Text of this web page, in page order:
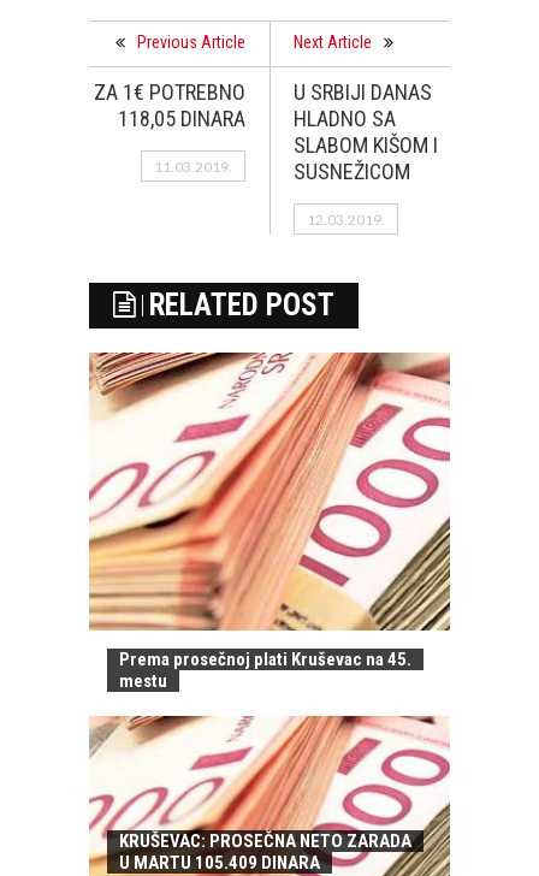
Previous Article
ZA 1€ POTREBNO
118,05 DINARA
11.03.2019.
Next Article
U SRBIJI DANAS
HLADNO SA
SLABOM KIŠOM I
SUSNEŽICOM
12.03.2019.
RELATED POST
Prema prosečnoj plati Kruševac na 45.
mestu
KRUŠEVAC: PROSEČNA NETO ZARADA
U MARTU 105.409 DINARA